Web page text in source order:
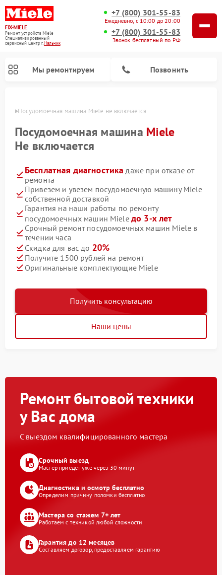
FIX-MIELE
Ремонт устройств Miele
Специализированный
cервисный центр г.Нальчик
+7 (800) 301-55-83
Ежедневно, с 10:00 до 20:00
+7 (800) 301-55-83
Звонок бесплатный по РФ
Мы ремонтируем Позвонить
Посудомоечная машина Miele не включается
Посудомоечная машина Miele
Не включается
Бесплатная диагностика даже при отказе от
ремонта
Привезем и увезем посудомоечную машину Miele
собственной доставкой
Гарантия на наши работы по ремонту
посудомоечных машин Miele до 3-х лет
Срочный ремонт посудомоечных машин Miele в
течении часа
Скидка для вас до 20%
Получите 1500 рублей на ремонт
Оригинальные комплектующие Miele
Получить консультацию
Наши цены
Ремонт бытовой техники
у Вас дома
С выездом квалифицированного мастера
Срочный выезд
Мастер приедет уже через 30 минут
Диагностика и осмотр бесплатно
Определим причину поломки бесплатно
Мастера со стажем 7+ лет
Работаем с техникой любой сложности
Гарантия до 12 месяцев
Составляем договор, предоставляем гарантию